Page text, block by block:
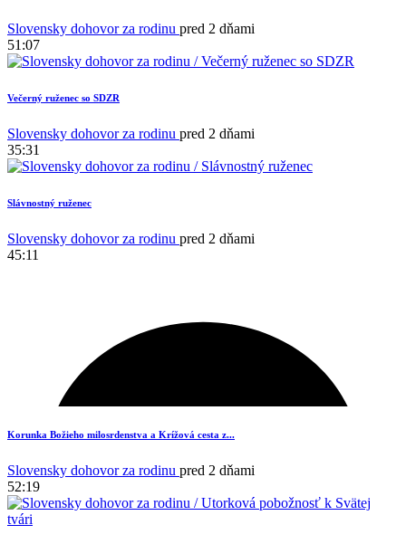
Slovensky dohovor za rodinu pred 2 dňami
51:07
Večerný ruženec so SDZR
Slovensky dohovor za rodinu pred 2 dňami
35:31
Slávnostný ruženec
Slovensky dohovor za rodinu pred 2 dňami
45:11
Korunka Božieho milosrdenstva a Krížová cesta z...
Slovensky dohovor za rodinu pred 2 dňami
52:19